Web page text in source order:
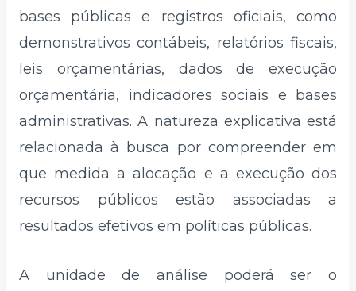
bases públicas e registros oficiais, como
demonstrativos contábeis, relatórios fiscais,
leis orçamentárias, dados de execução
orçamentária, indicadores sociais e bases
administrativas. A natureza explicativa está
relacionada à busca por compreender em
que medida a alocação e a execução dos
recursos públicos estão associadas a
resultados efetivos em políticas públicas.
A unidade de análise poderá ser o